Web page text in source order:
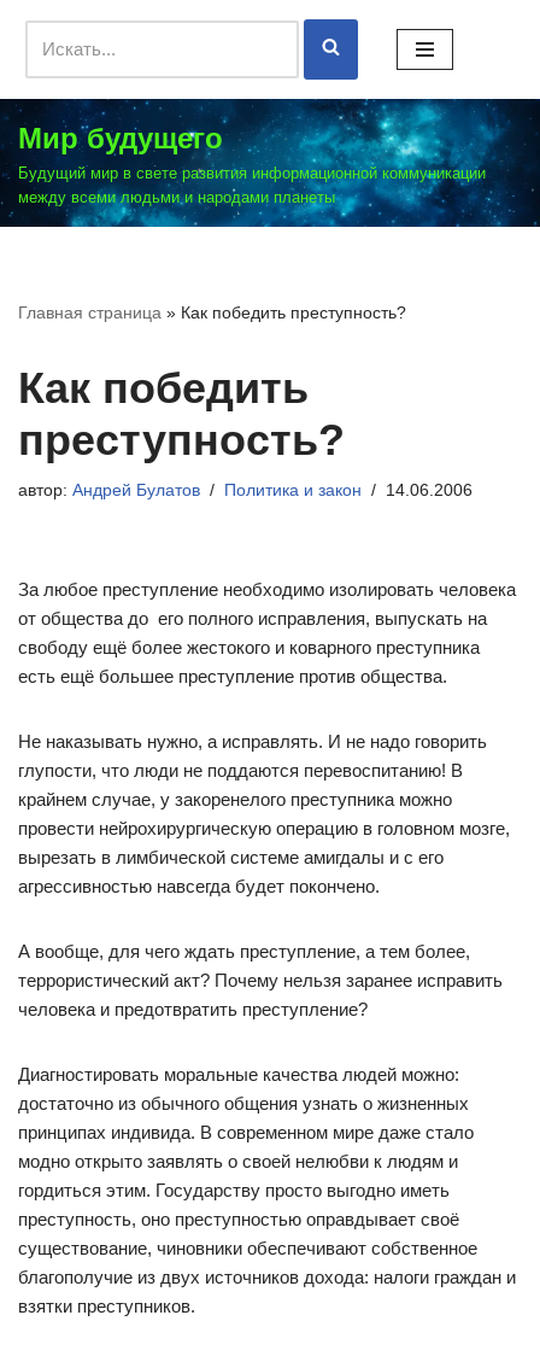
содержимому
Мир будущего
Будущий мир в свете развития информационной коммуникации
между всеми людьми и народами планеты
Главная страница » Как победить преступность?
Как победить
преступность?
автор: Андрей Булатов Политика и закон 14.06.2006
За любое преступление необходимо изолировать человека
от общества до его полного исправления, выпускать на
свободу ещё более жестокого и коварного преступника
есть ещё большее преступление против общества.
Не наказывать нужно, а исправлять. И не надо говорить
глупости, что люди не поддаются перевоспитанию! В
крайнем случае, у закоренелого преступника можно
провести нейрохирургическую операцию в головном мозге,
вырезать в лимбической системе амигдалы и с его
агрессивностью навсегда будет покончено.
А вообще, для чего ждать преступление, а тем более,
террористический акт? Почему нельзя заранее исправить
человека и предотвратить преступление?
Диагностировать моральные качества людей можно:
достаточно из обычного общения узнать о жизненных
принципах индивида. В современном мире даже стало
модно открыто заявлять о своей нелюбви к людям и
гордиться этим. Государству просто выгодно иметь
преступность, оно преступностью оправдывает своё
существование, чиновники обеспечивают собственное
благополучие из двух источников дохода: налоги граждан и
взятки преступников.